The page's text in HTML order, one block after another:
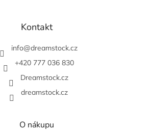
Kontakt
info@dreamstock.cz
+420 777 036 830
Dreamstock.cz
dreamstock.cz
O nákupu